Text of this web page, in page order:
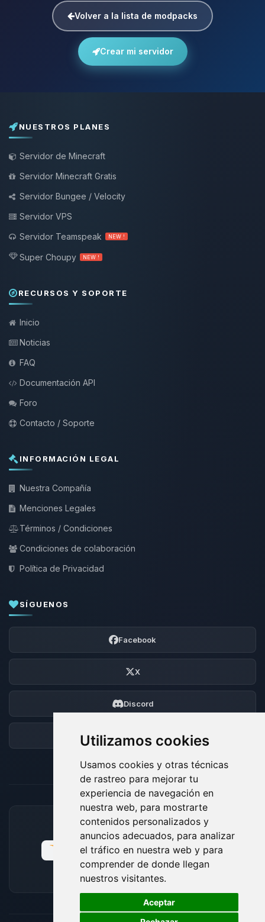
Utilizamos cookies
Usamos cookies y otras técnicas
de rastreo para mejorar tu
experiencia de navegación en
nuestra web, para mostrarte
contenidos personalizados y
anuncios adecuados, para analizar
el tráfico en nuestra web y para
comprender de donde llegan
nuestros visitantes.
Aceptar
Volver a la lista de modpacks
Crear mi servidor
NUESTROS PLANES
Servidor de Minecraft
Servidor Minecraft Gratis
Servidor Bungee / Velocity
Servidor VPS
Servidor Teamspeak
NEW !
Super Choupy NEW !
RECURSOS Y SOPORTE
Inicio
Noticias
FAQ
Documentación API
Foro
Contacto / Soporte
INFORMACIÓN LEGAL
Nuestra Compañía
Menciones Legales
Términos / Condiciones
Condiciones de colaboración
Política de Privacidad
SÍGUENOS
Facebook
X
Discord
Foro
MÉTODOS DE PAGO ACEPTADOS
🍪